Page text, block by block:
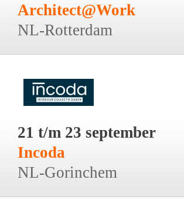
Architect@Work
NL-Rotterdam
21 t/m 23 september
Incoda
NL-Gorinchem